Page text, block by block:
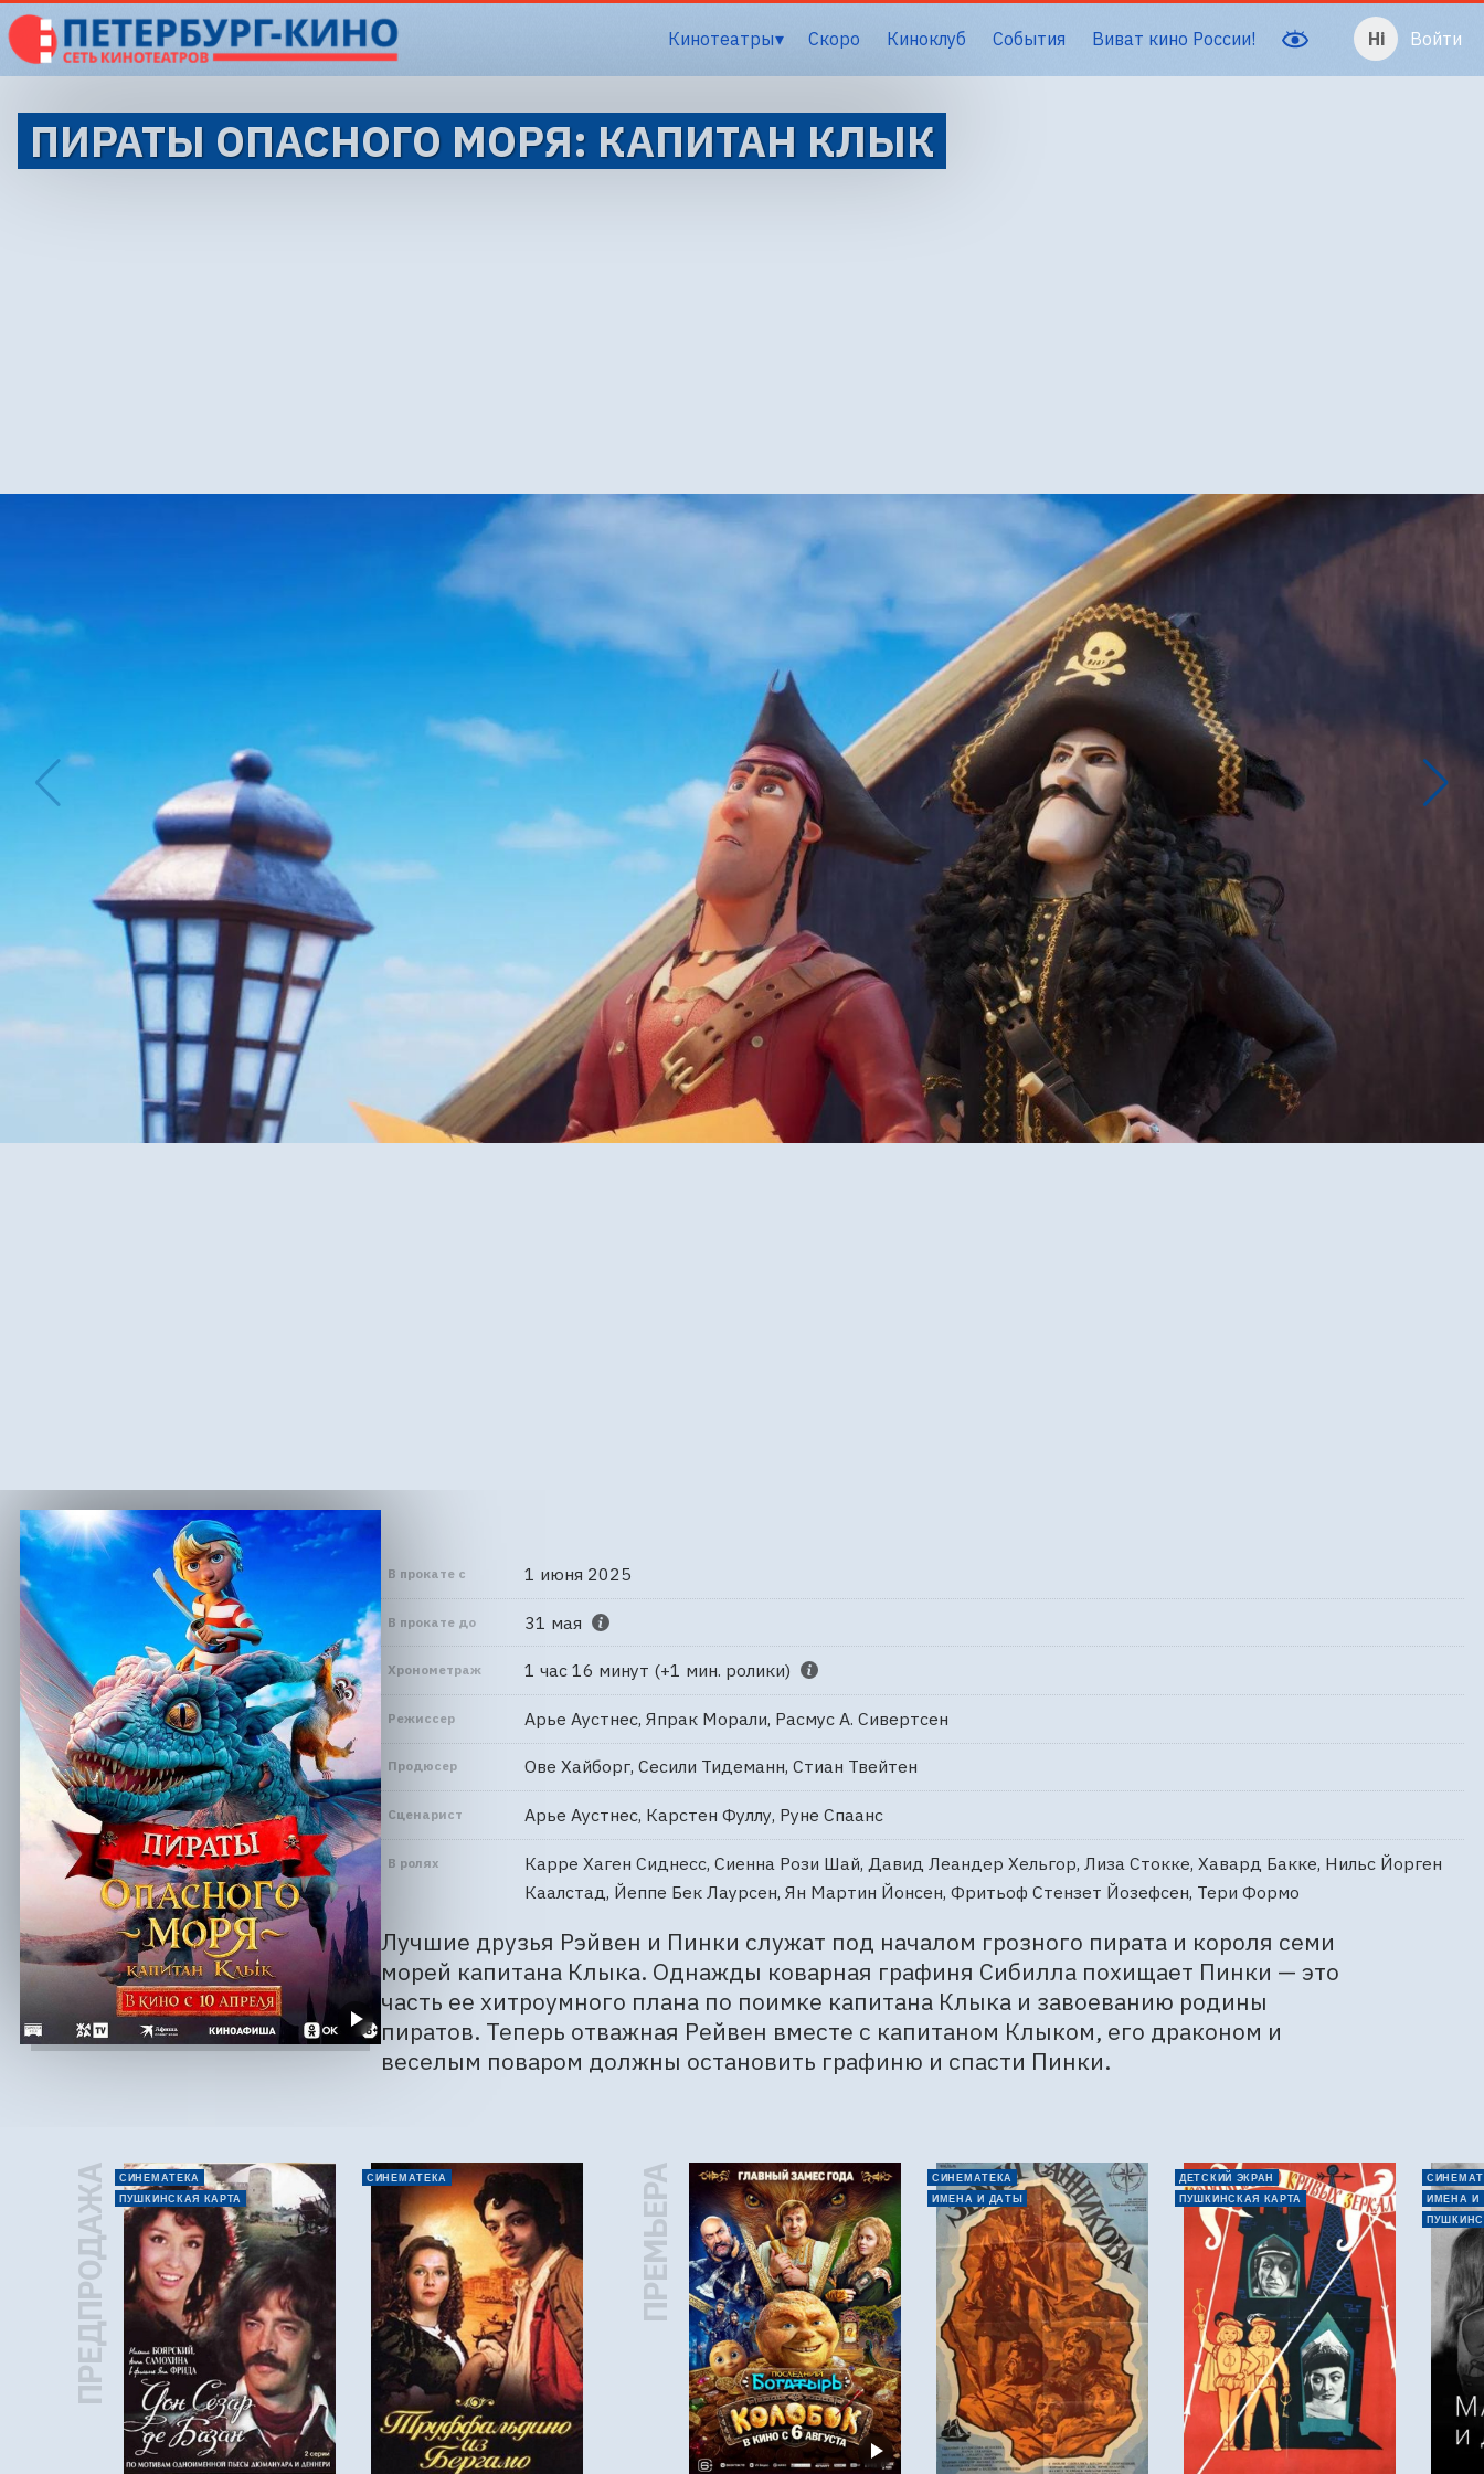
Кинотеатры Скоро Киноклуб События Виват кино России! Войти
ПИРАТЫ ОПАСНОГО МОРЯ: КАПИТАН КЛЫК
В прокате с 1 июня 2025
В прокате до 31 мая
Хронометраж 1 час 16 минут (+1 мин. ролики)
Режиссер Арье Аустнес, Япрак Морали, Расмус А. Сивертсен
Продюсер Ове Хайборг, Сесили Тидеманн, Стиан Твейтен
Сценарист Арье Аустнес, Карстен Фуллу, Руне Спаанс
В ролях
Карре Хаген Сиднесс, Сиенна Рози Шай, Давид Леандер Хельгор, Лиза Стокке, Хавард Бакке, Нильс Йорген
Каалстад, Йеппе Бек Лаурсен, Ян Мартин Йонсен, Фритьоф Стензет Йозефсен, Тери Формо
Лучшие друзья Рэйвен и Пинки служат под началом грозного пирата и короля семи
морей капитана Клыка. Однажды коварная графиня Сибилла похищает Пинки — это
часть ее хитроумного плана по поимке капитана Клыка и завоеванию родины
пиратов. Теперь отважная Рейвен вместе с капитаном Клыком, его драконом и
веселым поваром должны остановить графиню и спасти Пинки.
ПРЕДПРОДАЖА
СИНЕМАТЕКА
ПУШКИНСКАЯ КАРТА
СИНЕМАТЕКА ПРЕМЬЕРА
СИНЕМАТЕКА
ИМЕНА И ДАТЫ
ДЕТСКИЙ ЭКРАН
ПУШКИНСКАЯ КАРТА
ИМЕНА И